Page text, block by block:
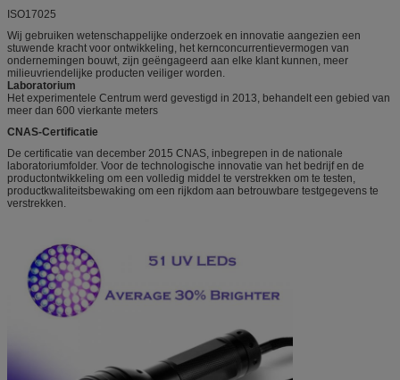
ISO17025
Wij gebruiken wetenschappelijke onderzoek en innovatie aangezien een
stuwende kracht voor ontwikkeling, het kernconcurrentievermogen van
ondernemingen bouwt, zijn geëngageerd aan elke klant kunnen, meer
milieuvriendelijke producten veiliger worden.
Laboratorium
Het experimentele Centrum werd gevestigd in 2013, behandelt een gebied van
meer dan 600 vierkante meters
CNAS-Certificatie
De certificatie van december 2015 CNAS, inbegrepen in de nationale
laboratoriumfolder. Voor de technologische innovatie van het bedrijf en de
productontwikkeling om een volledig middel te verstrekken om te testen,
productkwaliteitsbewaking om een rijkdom aan betrouwbare testgegevens te
verstrekken.